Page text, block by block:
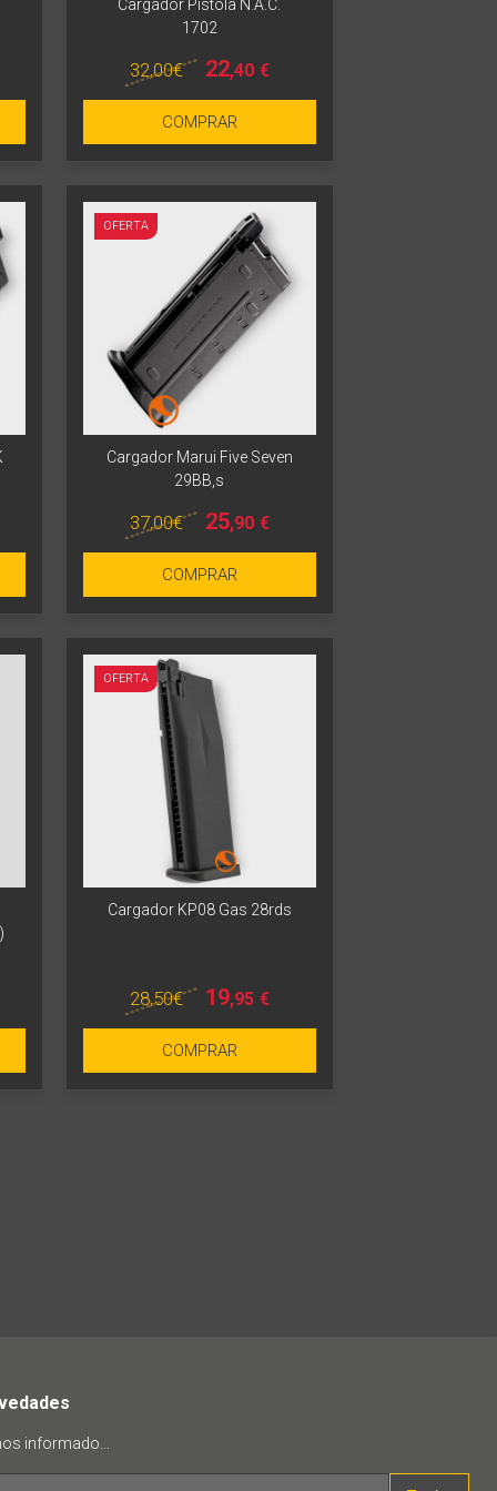
Cargador Pistola N.A.C.
1702
32,00€ 22,40 €
COMPRAR
OFERTA
Cargador Marui Five Seven
29BB,s
37,00€ 25,90 €
COMPRAR
OFERTA
Cargador KP08 Gas 28rds
28,50€ 19,95 €
COMPRAR
informado...